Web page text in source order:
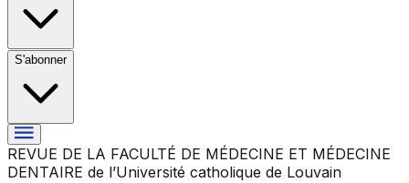
S'abonner
REVUE DE LA FACULTÉ DE MÉDECINE ET MÉDECINE
DENTAIRE de l’Université catholique de Louvain